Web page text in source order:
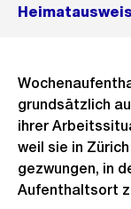
grundsätzlich
ihrer
weil sie in
gezwungen, in
Aufenthaltsort